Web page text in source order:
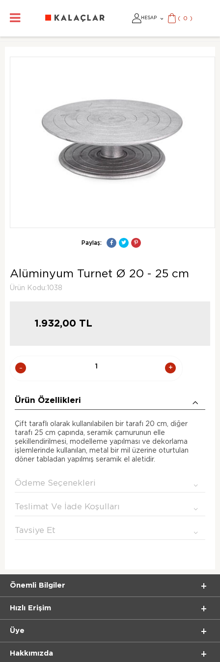
( 0 )
HESAP
Paylaş:
Alüminyum Turnet Ø 20 - 25 cm
Ürün Kodu:1038
1.932,00 TL
Ürün Özellikleri
Çift taraflı olarak kullanılabilen bir tarafı 20 cm, diğer
tarafı 25 cm çapında, seramik çamurunun elle
şekillendirilmesi, modelleme yapılması ve dekorlama
işlemlerinde kullanılan, metal bir mil üzerine oturtulan
döner tabladan yapılmış seramik el aletidir.
Ödeme Seçenekleri
Teslimat Ve İade Koşulları
Tavsiye Et
Önemli Bilgiler
Hızlı Erişim
Üye
Hakkımızda